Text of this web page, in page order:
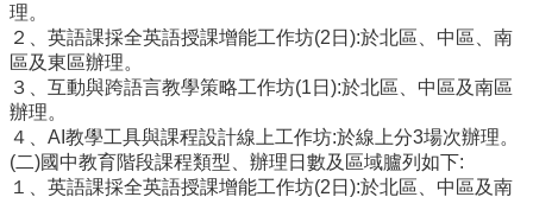
力
宇
教
育
平
台
正
理。
２、英語課採全英語授課增能工作坊(2日):於北區、中區、南
區及東區辦理。
３、互動與跨語言教學策略工作坊(1日):於北區、中區及南區
辦理。
４、AI教學工具與課程設計線上工作坊:於線上分3場次辦理。
(二)國中教育階段課程類型、辦理日數及區域臚列如下:
１、英語課採全英語授課增能工作坊(2日):於北區、中區及南